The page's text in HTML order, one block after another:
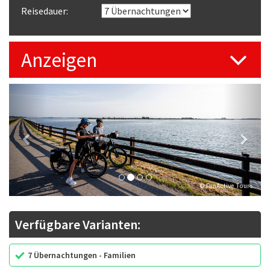
Reisedauer:
Anzeigen
© FunActive Tours
Previous
Verfügbare Varianten:
7 Übernachtungen - Familien